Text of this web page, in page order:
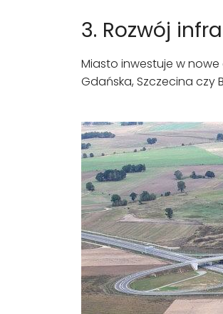
3. Rozwój
Miasto inwestuje w nowe
Gdańska, Szczecina czy